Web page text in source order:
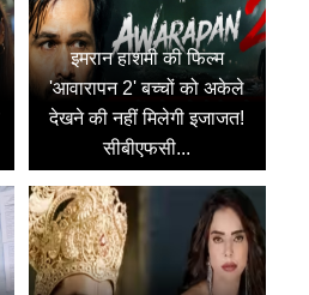
इमरान हाशमी की फिल्म
'आवारापन 2' बच्चों को अकेले
देखने की नहीं मिलेगी इजाजत!
सीबीएफसी...